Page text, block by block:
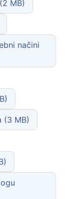
načini